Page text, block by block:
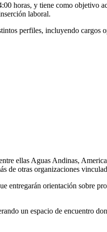
horas, y tiene como objetivo
laboral.
perfiles, incluyendo cargos
ellas Aguas Andinas,
otras organizaciones
entregarán orientación sobre
un espacio de encuentro